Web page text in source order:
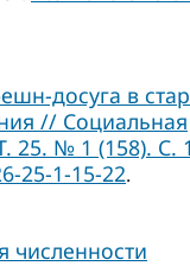
досуга в
// Социальная
25. № 1 (158). С.
25-1-15-22.
численности